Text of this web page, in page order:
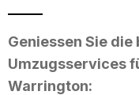
Geniessen Sie
Umzugsservices
Warrington: